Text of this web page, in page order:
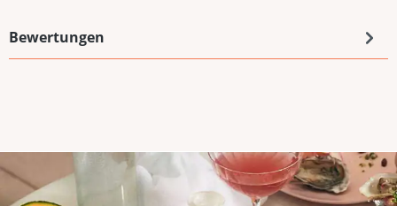
Bewertungen